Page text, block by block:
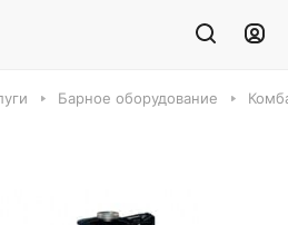
Барное оборудование